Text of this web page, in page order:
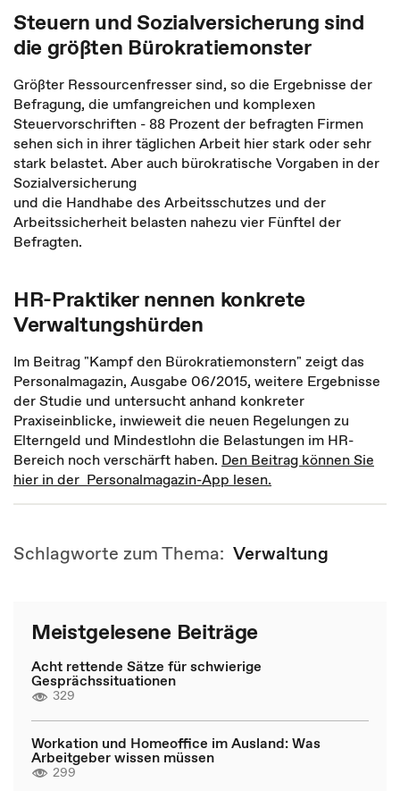
Steuern und Sozialversicherung sind
die größten Bürokratiemonster
Größter Ressourcenfresser sind, so die Ergebnisse der
Befragung, die umfangreichen und komplexen
Steuervorschriften - 88 Prozent der befragten Firmen
sehen sich in ihrer täglichen Arbeit hier stark oder sehr
stark belastet. Aber auch bürokratische Vorgaben in der
Sozialversicherung
und die Handhabe des Arbeitsschutzes und der
Arbeitssicherheit belasten nahezu vier Fünftel der
Befragten.
HR-Praktiker nennen konkrete
Verwaltungshürden
Im Beitrag "Kampf den Bürokratiemonstern" zeigt das
Personalmagazin, Ausgabe 06/2015, weitere Ergebnisse
der Studie und untersucht anhand konkreter
Praxiseinblicke, inwieweit die neuen Regelungen zu
Elterngeld und Mindestlohn die Belastungen im HR-
Bereich noch verschärft haben. Den Beitrag können Sie
hier in der Personalmagazin-App lesen.
Schlagworte zum Thema: Verwaltung
Meistgelesene Beiträge
Acht rettende Sätze für schwierige
Gesprächssituationen
329
Workation und Homeoffice im Ausland: Was
Arbeitgeber wissen müssen
299